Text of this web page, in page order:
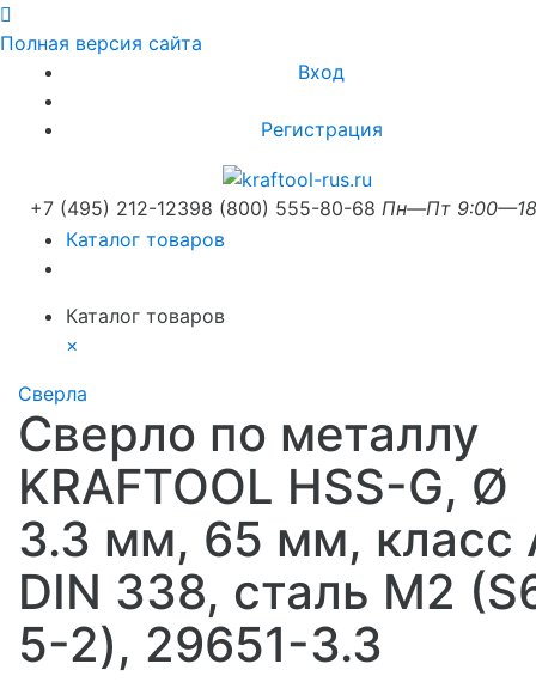
Полная версия сайта
Вход
Регистрация
+7 (495) 212-12398 (800) 555-80-68 Пн—Пт
Каталог товаров
Каталог товаров
×
Сверла
Сверло по металлу
KRAFTOOL HSS-G, Ø
3.3 мм, 65 мм, класс
DIN 338, сталь М2
5-2), 29651-3.3